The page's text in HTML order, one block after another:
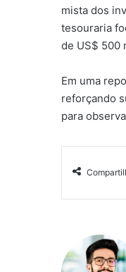
mista dos
tesouraria
de US$ 500
Em uma
reforçando
para